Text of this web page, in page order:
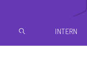
magnifier INTERN